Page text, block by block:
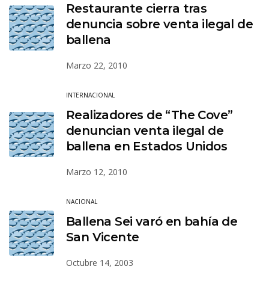
Restaurante cierra tras
denuncia sobre venta ilegal de
ballena
Marzo 22, 2010
INTERNACIONAL
Realizadores de “The Cove”
denuncian venta ilegal de
ballena en Estados Unidos
Marzo 12, 2010
NACIONAL
Ballena Sei varó en bahía de
San Vicente
Octubre 14, 2003